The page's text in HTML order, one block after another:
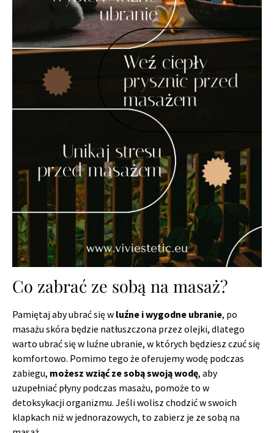
Co zabrać ze sobą na masaż?
Pamiętaj aby ubrać się w luźne i wygodne ubranie, po
masażu skóra będzie natłuszczona przez olejki, dlatego
warto ubrać się w luźne ubranie, w których będziesz czuć się
komfortowo. Pomimo tego że oferujemy wodę podczas
zabiegu, możesz wziąć ze sobą swoją wodę, aby
uzupełniać płyny podczas masażu, pomoże to w
detoksykacji organizmu. Jeśli wolisz chodzić w swoich
klapkach niż w jednorazowych, to zabierz je ze sobą na